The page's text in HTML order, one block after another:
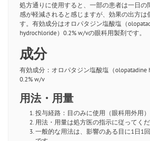
処方通りに使用すると、一部の患者は一日の
感が軽減されると感じますが、効果の出方は
す。有効成分はオロパタジン塩酸塩（
hydrochloride）0.2% w/vの眼科用製剤です。
成分
有効成分：オロパタジン塩酸塩（olopatadine
0.2% w/v
用法・用量
投与経路：目のみに使用（眼科用外用）
用法・用量は処方医の指示に従ってく
一般的な用法は、影響のある目に1日1